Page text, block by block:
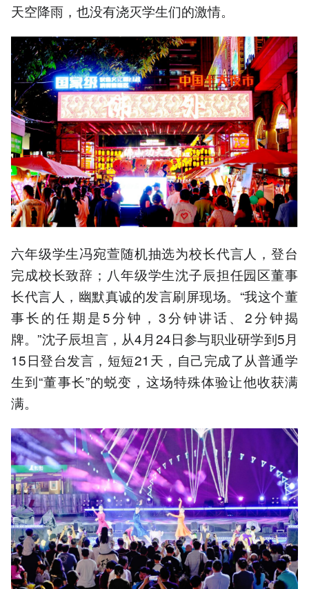
天空降雨，也没有浇灭学生们的激情。
六年级学生冯宛萱随机抽选为校长代言人，登台
完成校长致辞；八年级学生沈子辰担任园区董事
长代言人，幽默真诚的发言刷屏现场。“我这个董
事长的任期是5分钟，3分钟讲话、2分钟揭
牌。”沈子辰坦言，从4月24日参与职业研学到5月
15日登台发言，短短21天，自己完成了从普通学
生到“董事长”的蜕变，这场特殊体验让他收获满
满。